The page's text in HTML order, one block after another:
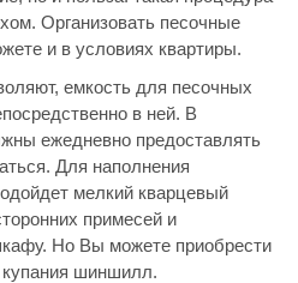
Организовать песочные
и в условиях квартиры.
емкость для песочных
в ней. В
ежедневно предоставлять
Для наполнения
мелкий кварцевый
примесей и
Но Вы можете приобрести
шиншилл.